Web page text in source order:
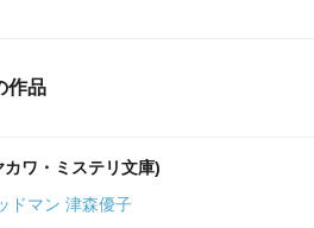
作品
ワ・ミステリ文庫)
ドマン 津森優子